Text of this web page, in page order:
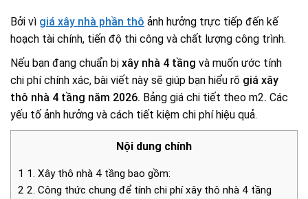
Bởi vì giá xây nhà phần thô ảnh hưởng trực tiếp đến kế
hoạch tài chính, tiến độ thi công và chất lượng công trình.
Nếu bạn đang chuẩn bị xây nhà 4 tầng và muốn ước tính
chi phí chính xác, bài viết này sẽ giúp bạn hiểu rõ giá xây
thô nhà 4 tầng năm 2026. Bảng giá chi tiết theo m2. Các
yếu tố ảnh hưởng và cách tiết kiệm chi phí hiệu quả.
Nội dung chính
1 1. Xây thô nhà 4 tầng bao gồm:
2 2. Công thức chung để tính chi phí xây thô nhà 4 tầng